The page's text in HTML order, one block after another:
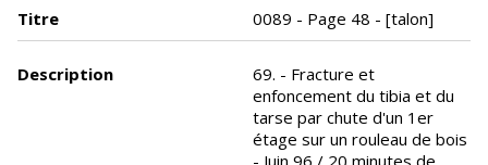
Titre 0089 - Page 48 - [talon]
Description
69. - Fracture et
enfoncement du tibia et du
tarse par chute d'un 1er
étage sur un rouleau de bois